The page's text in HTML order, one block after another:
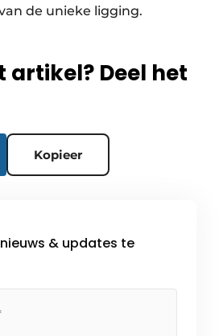
de unieke ligging.
artikel? Deel het
Kopieer
& updates te